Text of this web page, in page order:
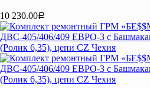
10 230.00Р